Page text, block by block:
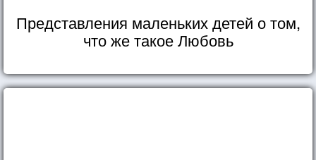
Представления маленьких детей о том,
что же такое Любовь